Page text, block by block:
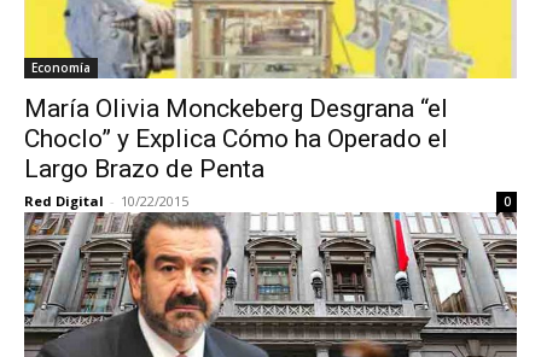
Economía
María Olivia Monckeberg Desgrana “el
Choclo” y Explica Cómo ha Operado el
Largo Brazo de Penta
Red Digital - 10/22/2015 0